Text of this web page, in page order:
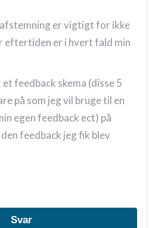
er vigtigt for ikke
er i hvert fald min
feedback skema (disse 5
på som jeg vil bruge til en
egen feedback ect) på
feedback jeg fik blev
Svar